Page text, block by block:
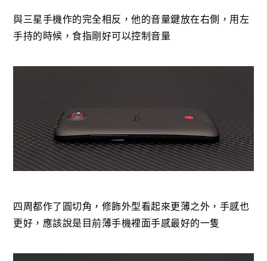
與三星手機作的完全相反，他的音量鍵放在右側，用左
手持的時候，食指剛好可以控制音量
四周都作了圓切角，修飾外型看起來更薄之外，手感也
更好，應該說是目前薄手機裡面手感最好的一隻